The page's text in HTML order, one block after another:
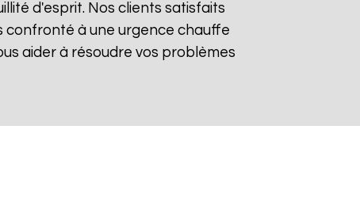
d'esprit. Nos clients satisfaits
confronté à une urgence chauffe
aider à résoudre vos problèmes